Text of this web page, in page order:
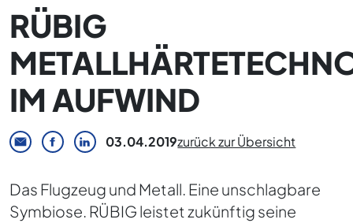
RÜBIG
IM AUFWIND
03.04.2019zurück zur Übersicht
Das Flugzeug und Metall. Eine unschlagbare
Symbiose. RÜBIG leistet zukünftig seine